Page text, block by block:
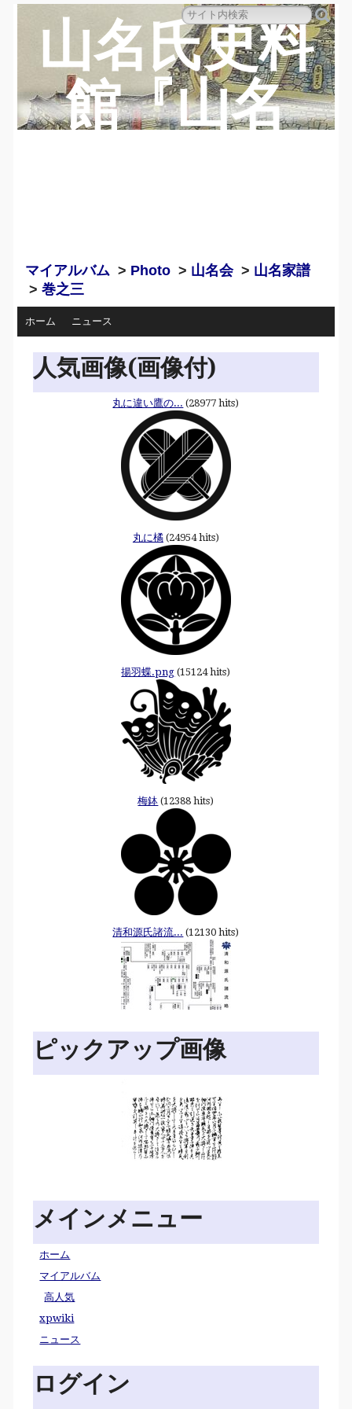
山名氏史料
館『山名
マイアルバム > Photo > 山名会> 山名家譜
>巻之三
ホーム ニュース
人気画像(画像付)
丸に違い鷹の... (28977 hits)
丸に橘(24954 hits)
揚羽蝶.png (15124 hits)
梅鉢 (12388 hits)
清和源氏諸流... (12130 hits)
ピックアップ画像
メインメニュー
ホーム
マイアルバム
高人気
xpwiki
ニュース
ログイン